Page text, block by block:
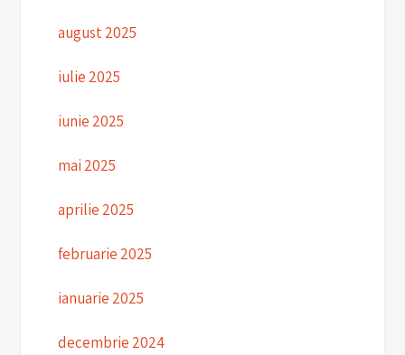
august 2025
iulie 2025
iunie 2025
mai 2025
aprilie 2025
februarie 2025
ianuarie 2025
decembrie 2024